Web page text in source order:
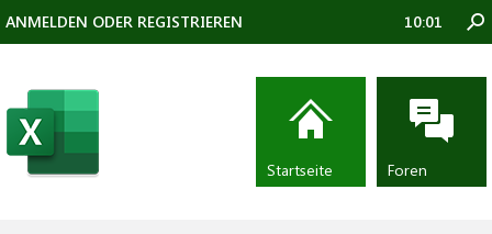
ANMELDEN ODER REGISTRIEREN 10:01
Startseite Foren